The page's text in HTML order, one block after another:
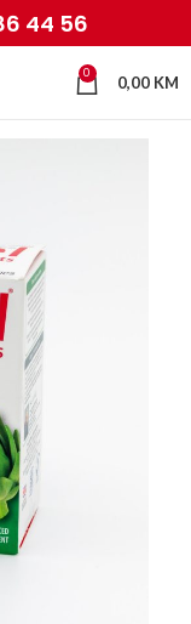
44 56
0 0,00 KM